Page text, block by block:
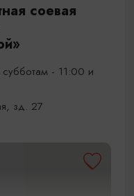
соевая
- 11:00 и
зд. 27